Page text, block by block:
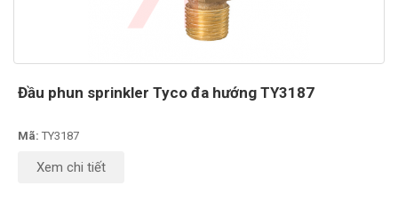
Đầu phun sprinkler Tyco đa hướng TY3187
Mã: TY3187
Xem chi tiết